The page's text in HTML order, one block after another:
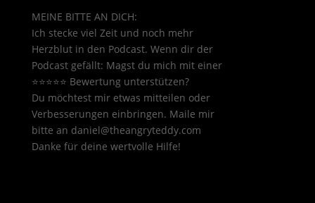
MEINE BITTE AN DICH:
Ich stecke viel Zeit und noch mehr
Herzblut in den Podcast. Wenn dir der
Podcast gefällt: Magst du mich mit einer
⭐⭐⭐⭐⭐ Bewertung unterstützen?
Du möchtest mir etwas mitteilen oder
Verbesserungen einbringen. Maile mir
bitte an daniel@theangryteddy.com
Danke für deine wertvolle Hilfe!